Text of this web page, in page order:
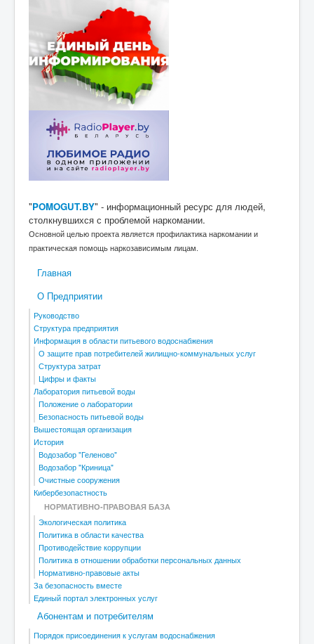
"POMOGUT.BY" - информационный ресурс для людей,
столкнувшихся с проблемой наркомании.
Основной целью проекта является профилактика наркомании и
практическая помощь наркозависимым лицам.
Главная
О Предприятии
Руководство
Структура предприятия
Информация в области питьевого водоснабжения
О защите прав потребителей жилищно-коммунальных услуг
Структура затрат
Цифры и факты
Лаборатория питьевой воды
Положение о лаборатории
Безопасность питьевой воды
Вышестоящая организация
История
Водозабор "Геленово"
Водозабор "Криница"
Очистные сооружения
Кибербезопастность
НОРМАТИВНО-ПРАВОВАЯ БАЗА
Экологическая политика
Политика в области качества
Противодействие коррупции
Политика в отношении обработки персональных данных
Нормативно-правовые акты
За безопасность вместе
Единый портал электронных услуг
Абонентам и потребителям
Порядок присоединения к услугам водоснабжения